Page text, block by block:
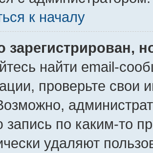
к началу
зарегистрирован,
найти email-
проверьте свои
запись по каким-то
удаляют